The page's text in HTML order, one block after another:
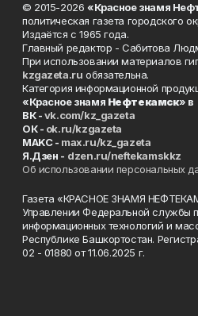
© 2015-2026 «Красное знамя
политическая газета городского
Издаётся с 1965 года.
Главный редактор - Сабитова
При использовании материалов
kzgazeta.ru обязательна.
Категория информационной
«Красное знамя Нефтекамск» в
ВК -vk.com/kz_gazeta
ОК - ok.ru/kzgazeta
MAKC - max.ru/kz_gazeta
Я.Дзен - dzen.ru/neftekamskkz
Об использовании персональных
Газета «КРАСНОЕ ЗНАМЯ
Управлении Федеральной службы
информационных технологий и
Республике Башкортостан.
02 - 01880 от 11.06.2025 г.